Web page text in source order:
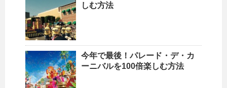
しむ方法
今年で最後！パレード・デ・カ
ーニバルを100倍楽しむ方法